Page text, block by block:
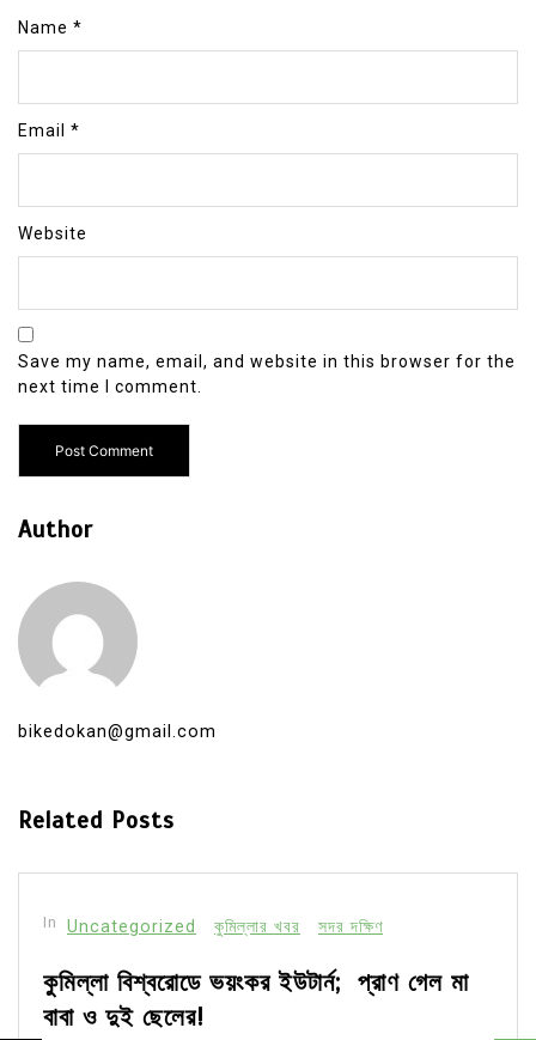
Name *
Email *
Website
Save my name, email, and website in this browser for the
next time I comment.
Author
bikedokan@gmail.com
Related Posts
In Uncategorized কুমিল্লার খবর সদর দক্ষিণ
কুমিল্লা বিশ্বরোডে ভয়ংকর ইউটার্ন; প্রাণ গেল মা
বাবা ও দুই ছেলের!